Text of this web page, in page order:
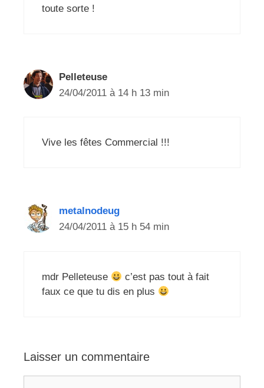
toute sorte !
Pelleteuse
24/04/2011 à 14 h 13 min
Vive les fêtes Commercial !!!
metalnodeug
24/04/2011 à 15 h 54 min
mdr Pelleteuse
c’est pas tout à fait
faux ce que tu dis en plus
Laisser un commentaire